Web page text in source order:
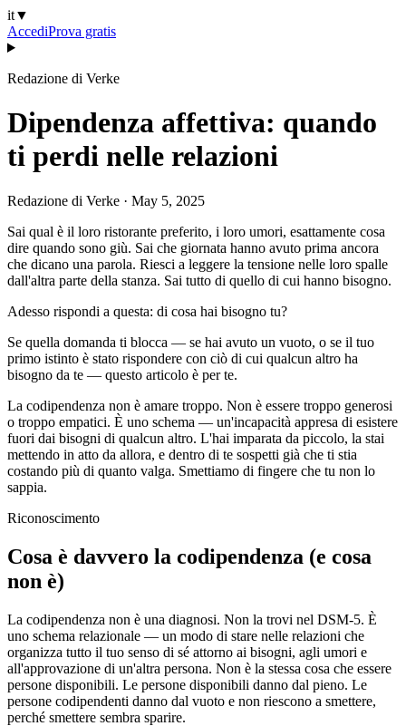
it▼
AccediProva gratis
Redazione di Verke
Dipendenza affettiva: quando
ti perdi nelle relazioni
Redazione di Verke · May 5, 2025
Sai qual è il loro ristorante preferito, i loro umori, esattamente cosa
dire quando sono giù. Sai che giornata hanno avuto prima ancora
che dicano una parola. Riesci a leggere la tensione nelle loro spalle
dall'altra parte della stanza. Sai tutto di quello di cui hanno bisogno.
Adesso rispondi a questa: di cosa hai bisogno tu?
Se quella domanda ti blocca — se hai avuto un vuoto, o se il tuo
primo istinto è stato rispondere con ciò di cui qualcun altro ha
bisogno da te — questo articolo è per te.
La codipendenza non è amare troppo. Non è essere troppo generosi
o troppo empatici. È uno schema — un'incapacità appresa di esistere
fuori dai bisogni di qualcun altro. L'hai imparata da piccolo, la stai
mettendo in atto da allora, e dentro di te sospetti già che ti stia
costando più di quanto valga. Smettiamo di fingere che tu non lo
sappia.
Riconoscimento
Cosa è davvero la codipendenza (e cosa
non è)
La codipendenza non è una diagnosi. Non la trovi nel DSM-5. È
uno schema relazionale — un modo di stare nelle relazioni che
organizza tutto il tuo senso di sé attorno ai bisogni, agli umori e
all'approvazione di un'altra persona. Non è la stessa cosa che essere
persone disponibili. Le persone disponibili danno dal pieno. Le
persone codipendenti danno dal vuoto e non riescono a smettere,
perché smettere sembra sparire.